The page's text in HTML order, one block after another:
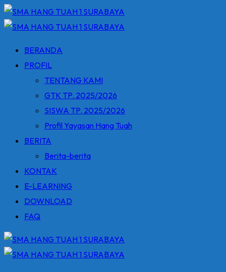
Skip
to
BERANDA
PROFIL
TENTANG KAMI
GTK TP. 2025/2026
SISWA TP. 2025/2026
Profil Yayasan Hang Tuah
BERITA
Berita-berita
KONTAK
E-LEARNING
DOWNLOAD
FAQ